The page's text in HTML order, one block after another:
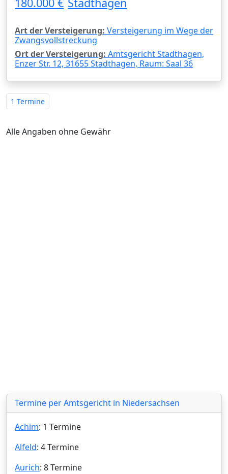
Art der Versteigerung: Versteigerung im Wege der
Zwangsvollstreckung
Ort der Versteigerung: Amtsgericht Stadthagen,
Enzer Str. 12, 31655 Stadthagen, Raum: Saal 36
1 Termine
Alle Angaben ohne Gewähr
Termine per Amtsgericht in Niedersachsen
Achim: 1 Termine
Alfeld: 4 Termine
Aurich: 8 Termine